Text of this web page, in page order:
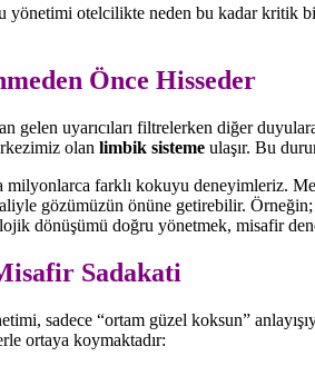
yönetimi otelcilikte neden bu kadar kritik
Önce Hisseder
gelen uyarıcıları filtrelerken diğer
olan limbik sisteme ulaşır. Bu
milyonlarca farklı kokuyu deneyimleriz.
gözümüzün önüne getirebilir.
dönüşümü doğru yönetmek, misafir
Sadakati
sadece “ortam güzel koksun”
ortaya koymaktadır: